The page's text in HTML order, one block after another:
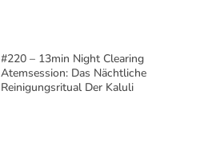
#220 – 13min Night Clearing
Atemsession: Das Nächtliche
Reinigungsritual Der Kaluli